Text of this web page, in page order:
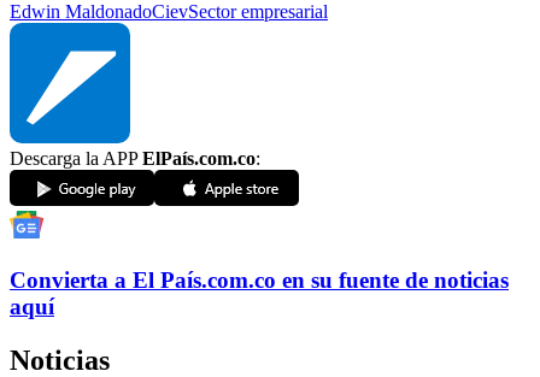
Edwin MaldonadoCievSector empresarial
Descarga la APPElPaís.com.co:
Convierta a El País.com.co en su fuente de noticias
aquí
Noticias